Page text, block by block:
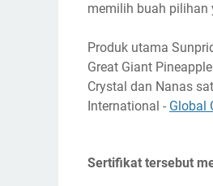
memilih buah pilihan
Produk utama
Great Giant
Crystal dan Nanas
International - Global
Sertifikat tersebut